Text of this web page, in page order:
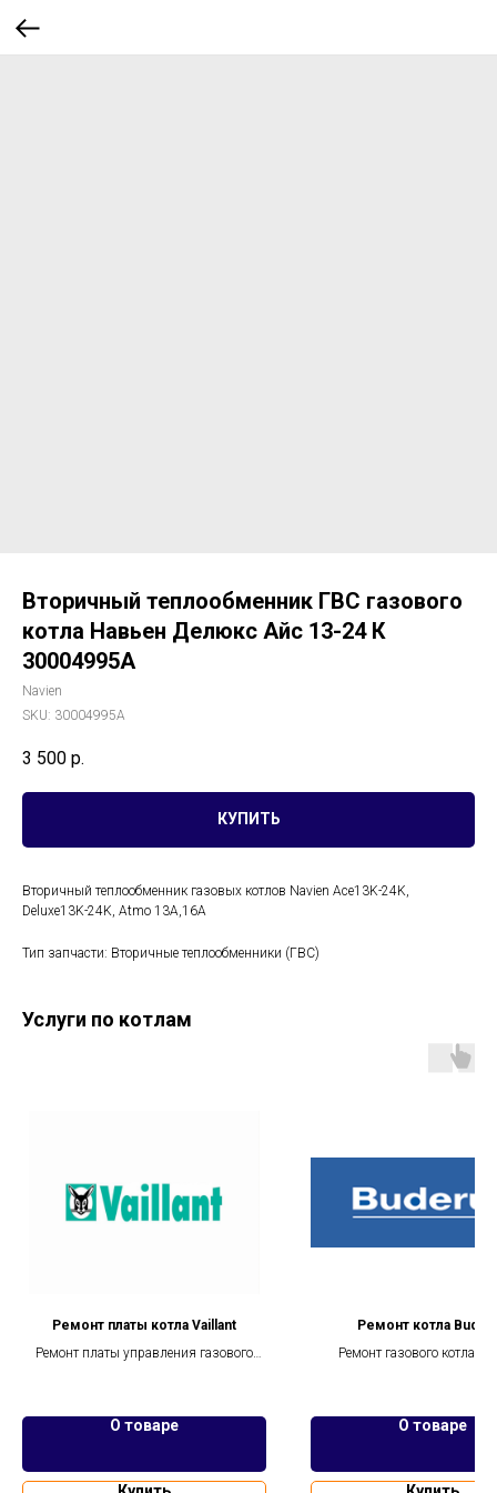
Вторичный теплообменник ГВС газового
котла Навьен Делюкс Айс 13-24 К
30004995A
Navien
SKU: 30004995A
3 500 р.
КУПИТЬ
Вторичный теплообменник газовых котлов Navien Ace13K-24K,
Deluxe13K-24K, Atmo 13A,16A
Тип запчасти: Вторичные теплообменники (ГВС)
Услуги по котлам
Ремонт платы котла Vaillant
Ремонт платы управления газового
О товаре
Ремонт котла
Ремонт газового котла
О товаре